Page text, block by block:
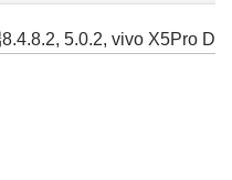
5.0.2, vivo X5Pro D,